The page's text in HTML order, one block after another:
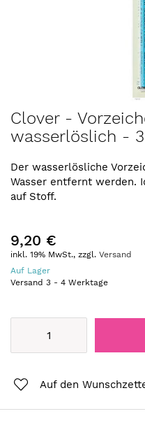
Zum
Anfang
der
springen
Clover -
wasserlöslich -
Der wasserlösliche
Wasser entfernt werden.
auf Stoff.
9,20 €
inkl. 19% MwSt., zzgl. Versand
Auf Lager
Versand 3 - 4 Werktage
Auf den